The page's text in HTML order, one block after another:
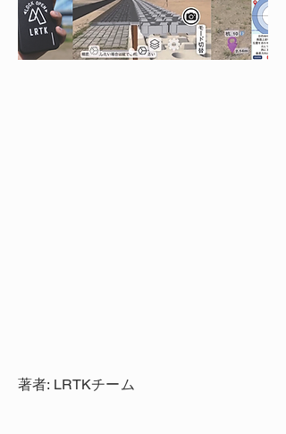
著者: LRTKチーム